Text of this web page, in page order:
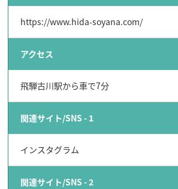
行きたいリスト
コラム
モデルコース
スポット
https://www.hida-soyana.com/
アクセス
飛騨古川駅から車で7分
関連サイト/SNS - 1
インスタグラム
関連サイト/SNS - 2